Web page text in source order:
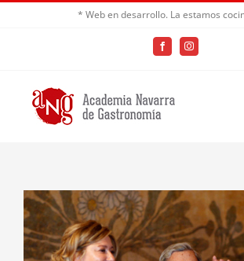
* Web en desarrollo. La estamos
FacebookInstagram
Ver
imagen
más